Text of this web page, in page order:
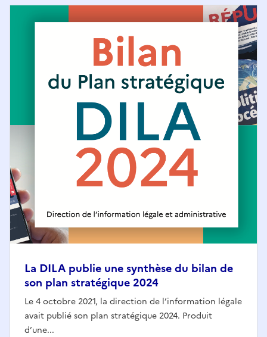
La DILA publie une synthèse du bilan de
son plan stratégique 2024
Le 4 octobre 2021, la direction de l’information légale
avait publié son plan stratégique 2024. Produit
d’une...